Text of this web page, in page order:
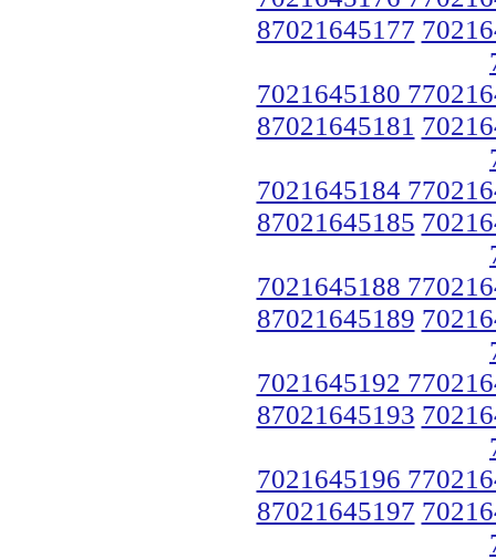
87021645177
7021645180
87021645181
7021645184
87021645185
7021645188
87021645189
7021645192
87021645193
7021645196
87021645197